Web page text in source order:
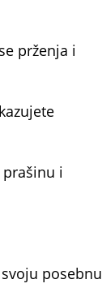
prženja i
i
posebnu